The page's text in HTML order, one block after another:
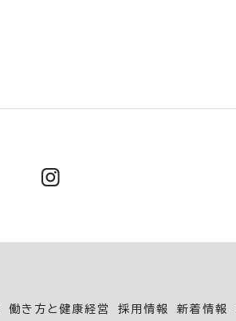
働き方と健康経営 採用情報 新着情報